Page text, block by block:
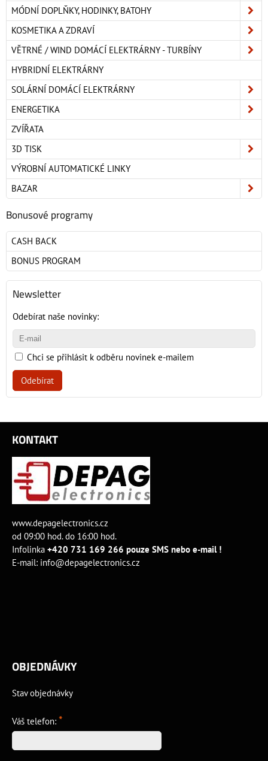
MÓDNÍ DOPLŇKY, HODINKY, BATOHY
KOSMETIKA A ZDRAVÍ
VĚTRNÉ / WIND DOMÁCÍ ELEKTRÁRNY - TURBÍNY
HYBRIDNÍ ELEKTRÁRNY
SOLÁRNÍ DOMÁCÍ ELEKTRÁRNY
ENERGETIKA
ZVÍŘATA
3D TISK
VÝROBNÍ AUTOMATICKÉ LINKY
BAZAR
Bonusové programy
CASH BACK
BONUS PROGRAM
Newsletter
Odebírat naše novinky:
Chci se přihlásit k odběru novinek e-mailem
Odebírat
KONTAKT
www.depagelectronics.cz
od 09:00 hod. do 16:00 hod.
Infolinka +420 731 169 266 pouze SMS nebo e-mail !
E-mail: info@depagelectronics.cz
OBJEDNÁVKY
Stav objednávky
Váš telefon: *